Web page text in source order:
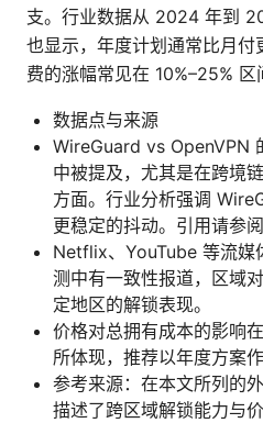
支。行业数据从 2024 年到
也显示，年度计划通常比月
费的涨幅常见在 10%–25% 区
数据点与来源
WireGuard vs OpenVPN
中被提及，尤其是在跨境
方面。行业分析强调
更稳定的抖动。引用请参
Netflix、YouTube 等流媒
测中有一致性报道，区域
定地区的解锁表现。
价格对总拥有成本的影响
所体现，推荐以年度方案
参考来源：在本文所列的
描述了跨区域解锁能力与